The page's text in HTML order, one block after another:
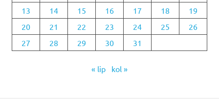
13
14 15 16 17 18
19
20
21 22 23 24 25
26
27
28 29 30 31
« lip kol »